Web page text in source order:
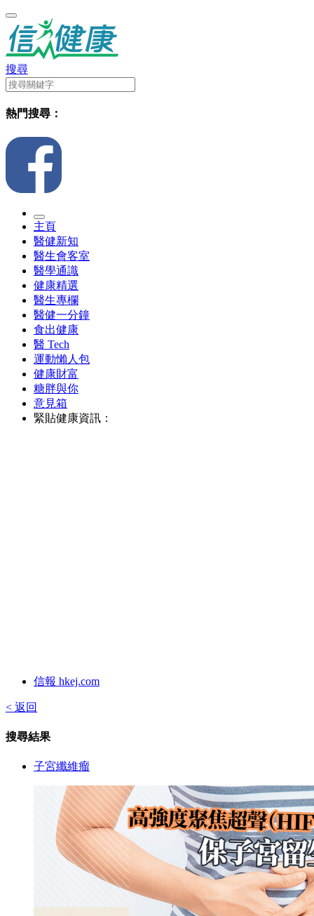
搜尋
熱門搜尋：
主頁
醫健新知
醫生會客室
醫學通識
健康精選
醫生專欄
醫健一分鐘
食出健康
醫 Tech
運動懶人包
健康財富
糖胖與你
意見箱
緊貼健康資訊：
信報 hkej.com
< 返回
搜尋結果
子宮纖維瘤